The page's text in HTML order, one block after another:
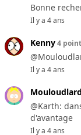
Bonne
Il y a 4 ans
Kenny4
Il y a 4 ans
@Karth:
d'avantage
Il y a 4 ans